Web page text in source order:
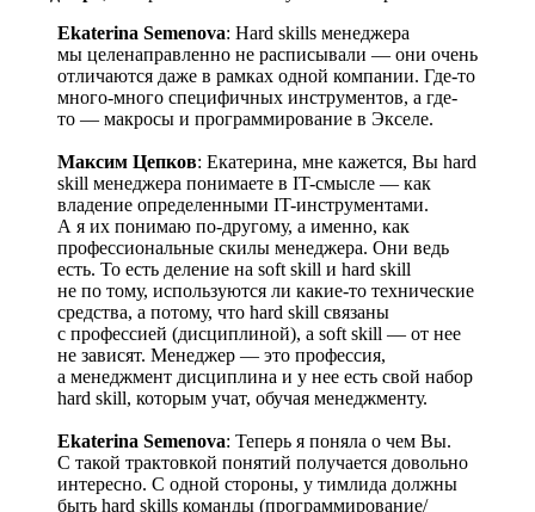
Ekaterina Semenova: Hard skills менеджера
мы целенаправленно не расписывали — они очень
отличаются даже в рамках одной компании. Где-то
много-много специфичных инструментов, а где-
то — макросы и программирование в Экселе.
Максим Цепков: Екатерина, мне кажется, Вы hard
skill менеджера понимаете в IT-смысле — как
владение определенными IT-инструментами.
А я их понимаю по-другому, а именно, как
профессиональные скилы менеджера. Они ведь
есть. То есть деление на soft skill и hard skill
не по тому, используются ли какие-то технические
средства, а потому, что hard skill связаны
с профессией (дисциплиной), а soft skill — от нее
не зависят. Менеджер — это профессия,
а менеджмент дисциплина и у нее есть свой набор
hard skill, которым учат, обучая менеджменту.
Ekaterina Semenova: Теперь я поняла о чем Вы.
С такой трактовкой понятий получается довольно
интересно. С одной стороны, у тимлида должны
быть hard skills команды (программирование/